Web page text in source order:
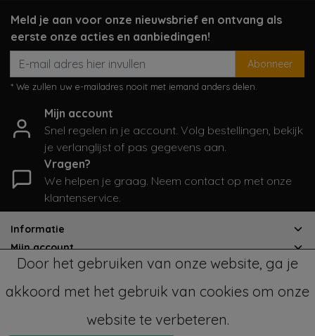
Meld je aan voor onze nieuwsbrief en ontvang als
eerste onze acties en aanbiedingen!
Abonneer
* We zullen uw e-mailadres nooit met iemand anders delen.
Mijn account
Snel regelen in je account. Volg bestellingen, bekijk
je verlanglijst of pas gegevens aan.
Vragen?
We helpen je graag. Neem contact op met onze
klantenservice.
Informatie
Mijn account
Categorieën
Contactgegevens
© Copyright 2026 - SampleSale4Kids | RealisatieInStijl Media
Door het gebruiken van onze website, ga je
akkoord met het gebruik van cookies om onze
website te verbeteren.